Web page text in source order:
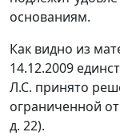
основаниям.
Как видно из
14.12.2009
Л.С. принято
ограниченной
д. 22).